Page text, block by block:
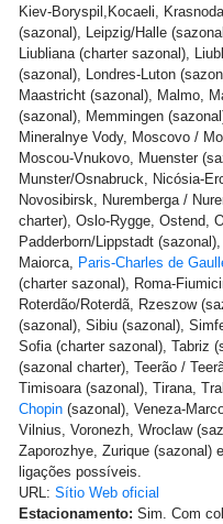
Kiev-Boryspil,Kocaeli,
(sazonal), Leipzig/Halle
Liubliana (charter sazonal),
(sazonal), Londres-Luton
Maastricht (sazonal), Malmo,
(sazonal), Memmingen
Mineralnye Vody, Moscovo /
Moscou-Vnukovo, Muenster
Munster/Osnabruck, Nicósia-
Novosibirsk, Nuremberga /
charter), Oslo-Rygge, Ostend,
Padderborn/Lippstadt
Maiorca, Paris-Charles de
(charter sazonal), Roma-
Roterdão/Roterdã, Rzeszow
(sazonal), Sibiu (sazonal),
Sofia (charter sazonal), Tabriz
(sazonal charter), Teerão /
Timisoara (sazonal), Tirana,
Chopin (sazonal), Veneza-
Vilnius, Voronezh, Wroclaw
Zaporozhye, Zurique (sazonal)
ligações possíveis.
URL: Sítio Web oficial
Estacionamento: Sim. Com